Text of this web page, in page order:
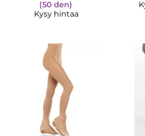
(50 den)
Kysy hintaa